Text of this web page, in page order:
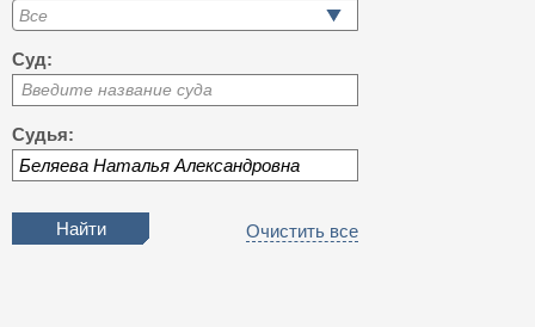
Суд:
Введите название суда
Судья:
Очистить все